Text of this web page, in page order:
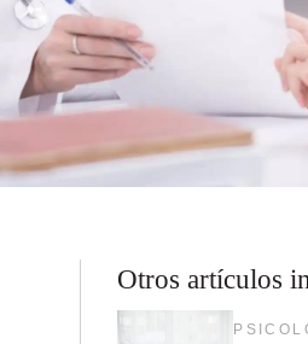
Otros artículos